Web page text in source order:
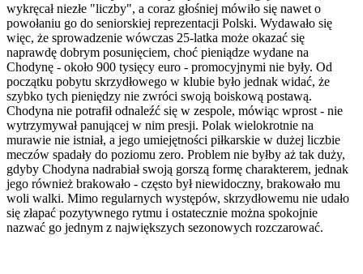
wykręcał niezłe "liczby", a coraz głośniej mówiło się nawet o
powołaniu go do seniorskiej reprezentacji Polski. Wydawało się
więc, że sprowadzenie wówczas 25-latka może okazać się
naprawdę dobrym posunięciem, choć pieniądze wydane na
Chodynę - około 900 tysięcy euro - promocyjnymi nie były. Od
początku pobytu skrzydłowego w klubie było jednak widać, że
szybko tych pieniędzy nie zwróci swoją boiskową postawą.
Chodyna nie potrafił odnaleźć się w zespole, mówiąc wprost - nie
wytrzymywał panującej w nim presji. Polak wielokrotnie na
murawie nie istniał, a jego umiejętności piłkarskie w dużej liczbie
meczów spadały do poziomu zero. Problem nie byłby aż tak duży,
gdyby Chodyna nadrabiał swoją gorszą formę charakterem, jednak
jego również brakowało - często był niewidoczny, brakowało mu
woli walki. Mimo regularnych występów, skrzydłowemu nie udało
się złapać pozytywnego rytmu i ostatecznie można spokojnie
nazwać go jednym z największych sezonowych rozczarować.